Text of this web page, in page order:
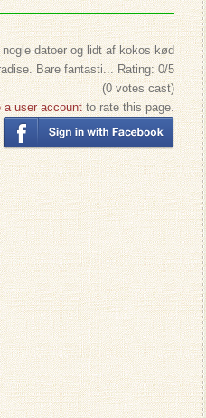
datoer og lidt af kokos kød
Bare fantasti... Rating:0/5
(0votes cast)
a user accountto rate this page.